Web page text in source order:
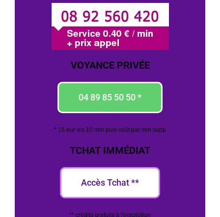
VOYANCE PRIVÉE
04 89 85 50 50 *
* 15 eur les 10 min puis coût par min supp
TCHAT IMMÉDIAT
Accès Tchat **
** crédits gratuits à l'inscription